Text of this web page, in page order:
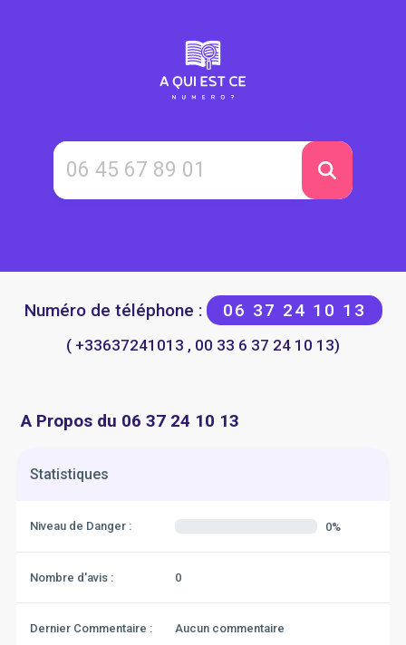
Numéro de téléphone : 06 37 24 10 13
( +33637241013 , 00 33 6 37 24 10 13)
A Propos du 06 37 24 10 13
Statistiques
Niveau de Danger : 0%
Nombre d'avis : 0
Dernier Commentaire : Aucun commentaire